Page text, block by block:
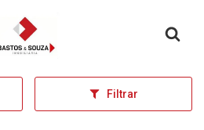
Página inicial
Filtrar